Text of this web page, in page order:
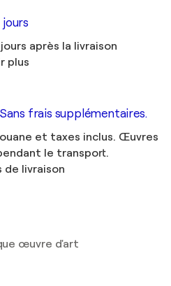
après la livraison
plus
frais supplémentaires.
et taxes inclus. Œuvres
le transport.
de livraison
œuvre d'art